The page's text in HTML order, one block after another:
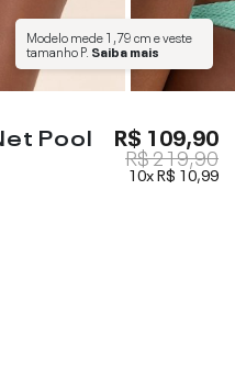
Modelo mede1,79 cme veste
tamanhoP. Saiba mais
Pool R$ 109,90
R$ 219,90
10xR$ 10,99